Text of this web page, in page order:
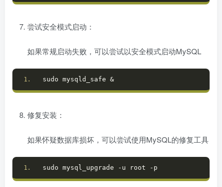
尝试安全模式启动：
如果常规启动失败，可以尝试以安全模式启动MySQL
sudo mysqld_safe &
修复安装：
如果怀疑数据库损坏，可以尝试使用MySQL的修复工具
sudo mysql_upgrade -u root -p